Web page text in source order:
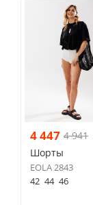
4 447 4 941
Шорты
EOLA 2843
42 44 46